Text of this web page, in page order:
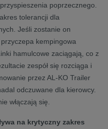
poprzecznego.
tolerancji dla
Jeśli zostanie on
kempingowa
hamulcowe zaciągają, co z
zespół się rozciąga i
przez AL-KO Trailer
odczuwane dla kierowcy.
włączają się.
na krytyczny zakres